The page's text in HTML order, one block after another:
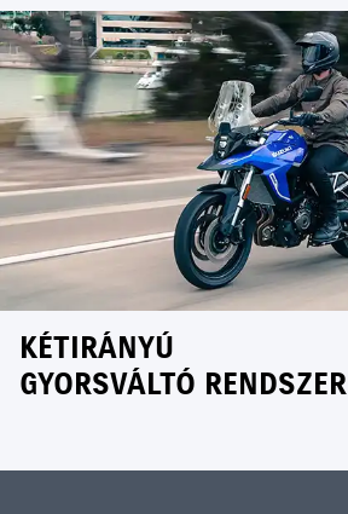
KÉTIRÁNYÚ
GYORSVÁLTÓ RENDSZER